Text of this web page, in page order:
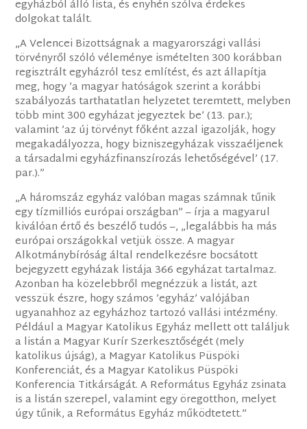
egyházból álló lista, és enyhén szólva érdekes
dolgokat talált.
„A Velencei Bizottságnak a magyarországi vallási
törvényről szóló véleménye ismételten 300 korábban
regisztrált egyházról tesz említést, és azt állapítja
meg, hogy ’a magyar hatóságok szerint a korábbi
szabályozás tarthatatlan helyzetet teremtett, melyben
több mint 300 egyházat jegyeztek be’ (13. par.);
valamint ’az új törvényt főként azzal igazolják, hogy
megakadályozza, hogy bizniszegyházak visszaéljenek
a társadalmi egyházfinanszírozás lehetőségével’ (17.
par.).”
„A háromszáz egyház valóban magas számnak tűnik
egy tízmilliós európai országban” – írja a magyarul
kiválóan értő és beszélő tudós –, „legalábbis ha más
európai országokkal vetjük össze. A magyar
Alkotmánybíróság által rendelkezésre bocsátott
bejegyzett egyházak listája 366 egyházat tartalmaz.
Azonban ha közelebbről megnézzük a listát, azt
vesszük észre, hogy számos ’egyház’ valójában
ugyanahhoz az egyházhoz tartozó vallási intézmény.
Például a Magyar Katolikus Egyház mellett ott találjuk
a listán a Magyar Kurír Szerkesztőségét (mely
katolikus újság), a Magyar Katolikus Püspöki
Konferenciát, és a Magyar Katolikus Püspöki
Konferencia Titkárságát. A Református Egyház zsinata
is a listán szerepel, valamint egy öregotthon, melyet
úgy tűnik, a Református Egyház működtetett.”